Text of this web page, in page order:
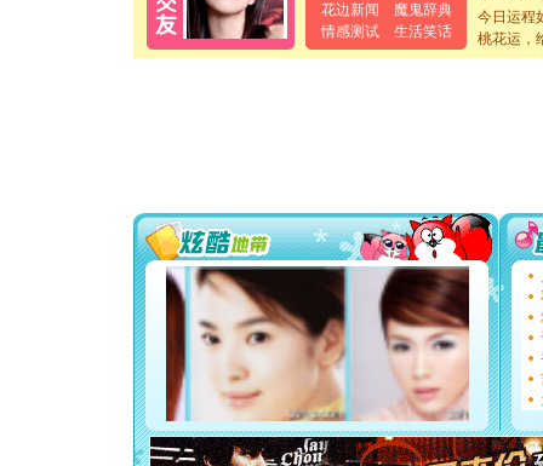
花边新闻
魔鬼辞典
情感测试
生活笑话
泣，这痛
卖了。水
你太多，
要平安！
[圣诞节]
能正大
都要快乐
[圣诞节]
如意,快
[元旦]
看
断电。
你是我
[元旦] 如
起；二是
离。水晶
今日运程
桃花运，